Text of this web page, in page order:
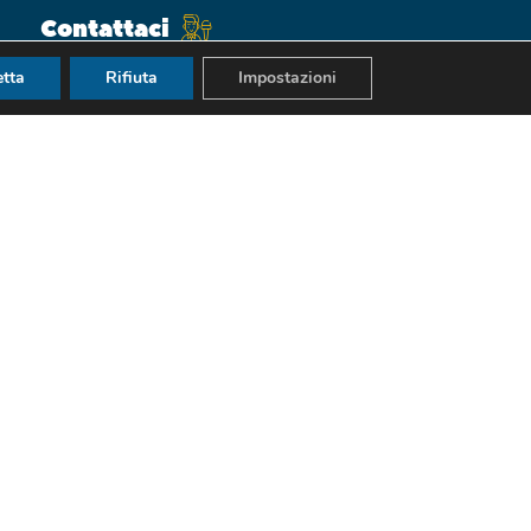
Contattaci
0881 33 85 53
Rifiuta Impostazioni